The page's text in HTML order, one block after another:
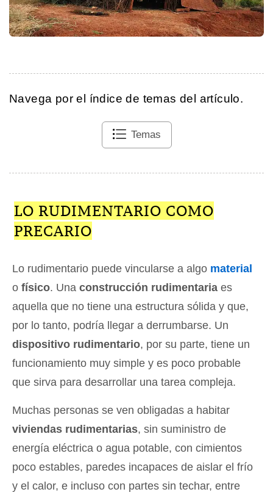
Navega por el índice de temas del artículo.
Temas
LO RUDIMENTARIO COMO
PRECARIO
Lo rudimentario puede vincularse a algo material
o físico. Una construcción rudimentaria es
aquella que no tiene una estructura sólida y que,
por lo tanto, podría llegar a derrumbarse. Un
dispositivo rudimentario, por su parte, tiene un
funcionamiento muy simple y es poco probable
que sirva para desarrollar una tarea compleja.
Muchas personas se ven obligadas a habitar
viviendas rudimentarias, sin suministro de
energía eléctrica o agua potable, con cimientos
poco estables, paredes incapaces de aislar el frío
y el calor, e incluso con partes sin techar, entre